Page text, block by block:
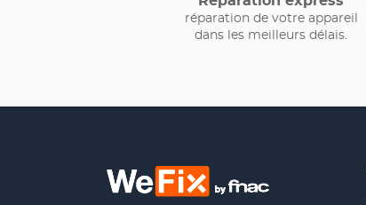
réparation de votre appareil
dans les meilleurs délais.